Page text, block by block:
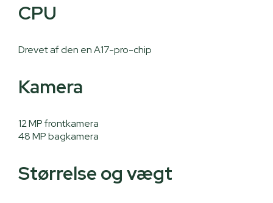
CPU
Drevet af den en A17-pro-chip
Kamera
12 MP frontkamera
48 MP bagkamera
Størrelse og vægt